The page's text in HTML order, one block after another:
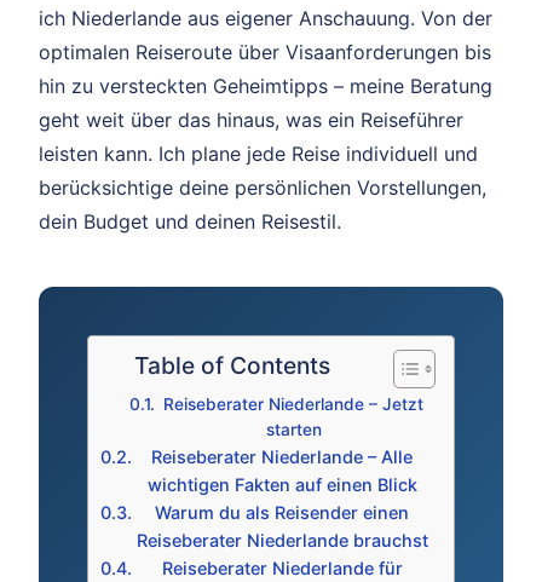
ich Niederlande aus eigener Anschauung. Von der
optimalen Reiseroute über Visaanforderungen bis
hin zu versteckten Geheimtipps – meine Beratung
geht weit über das hinaus, was ein Reiseführer
leisten kann. Ich plane jede Reise individuell und
berücksichtige deine persönlichen Vorstellungen,
dein Budget und deinen Reisestil.
Table of Contents
Reiseberater Niederlande – Jetzt
starten
Reiseberater Niederlande – Alle
wichtigen Fakten auf einen Blick
Warum du als Reisender einen
Reiseberater Niederlande brauchst
Reiseberater Niederlande für